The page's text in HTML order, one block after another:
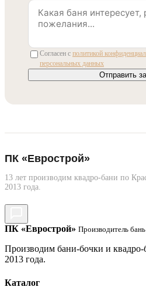
Согласен с политикой
персональных данных
Отправить
ПК «Еврострой»
13 лет производим квадро-бани по
2013 года.
ПК «Еврострой» Производитель бань
Производим бани-бочки и квадро-
2013 года.
Каталог